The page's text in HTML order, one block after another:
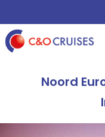
Noord